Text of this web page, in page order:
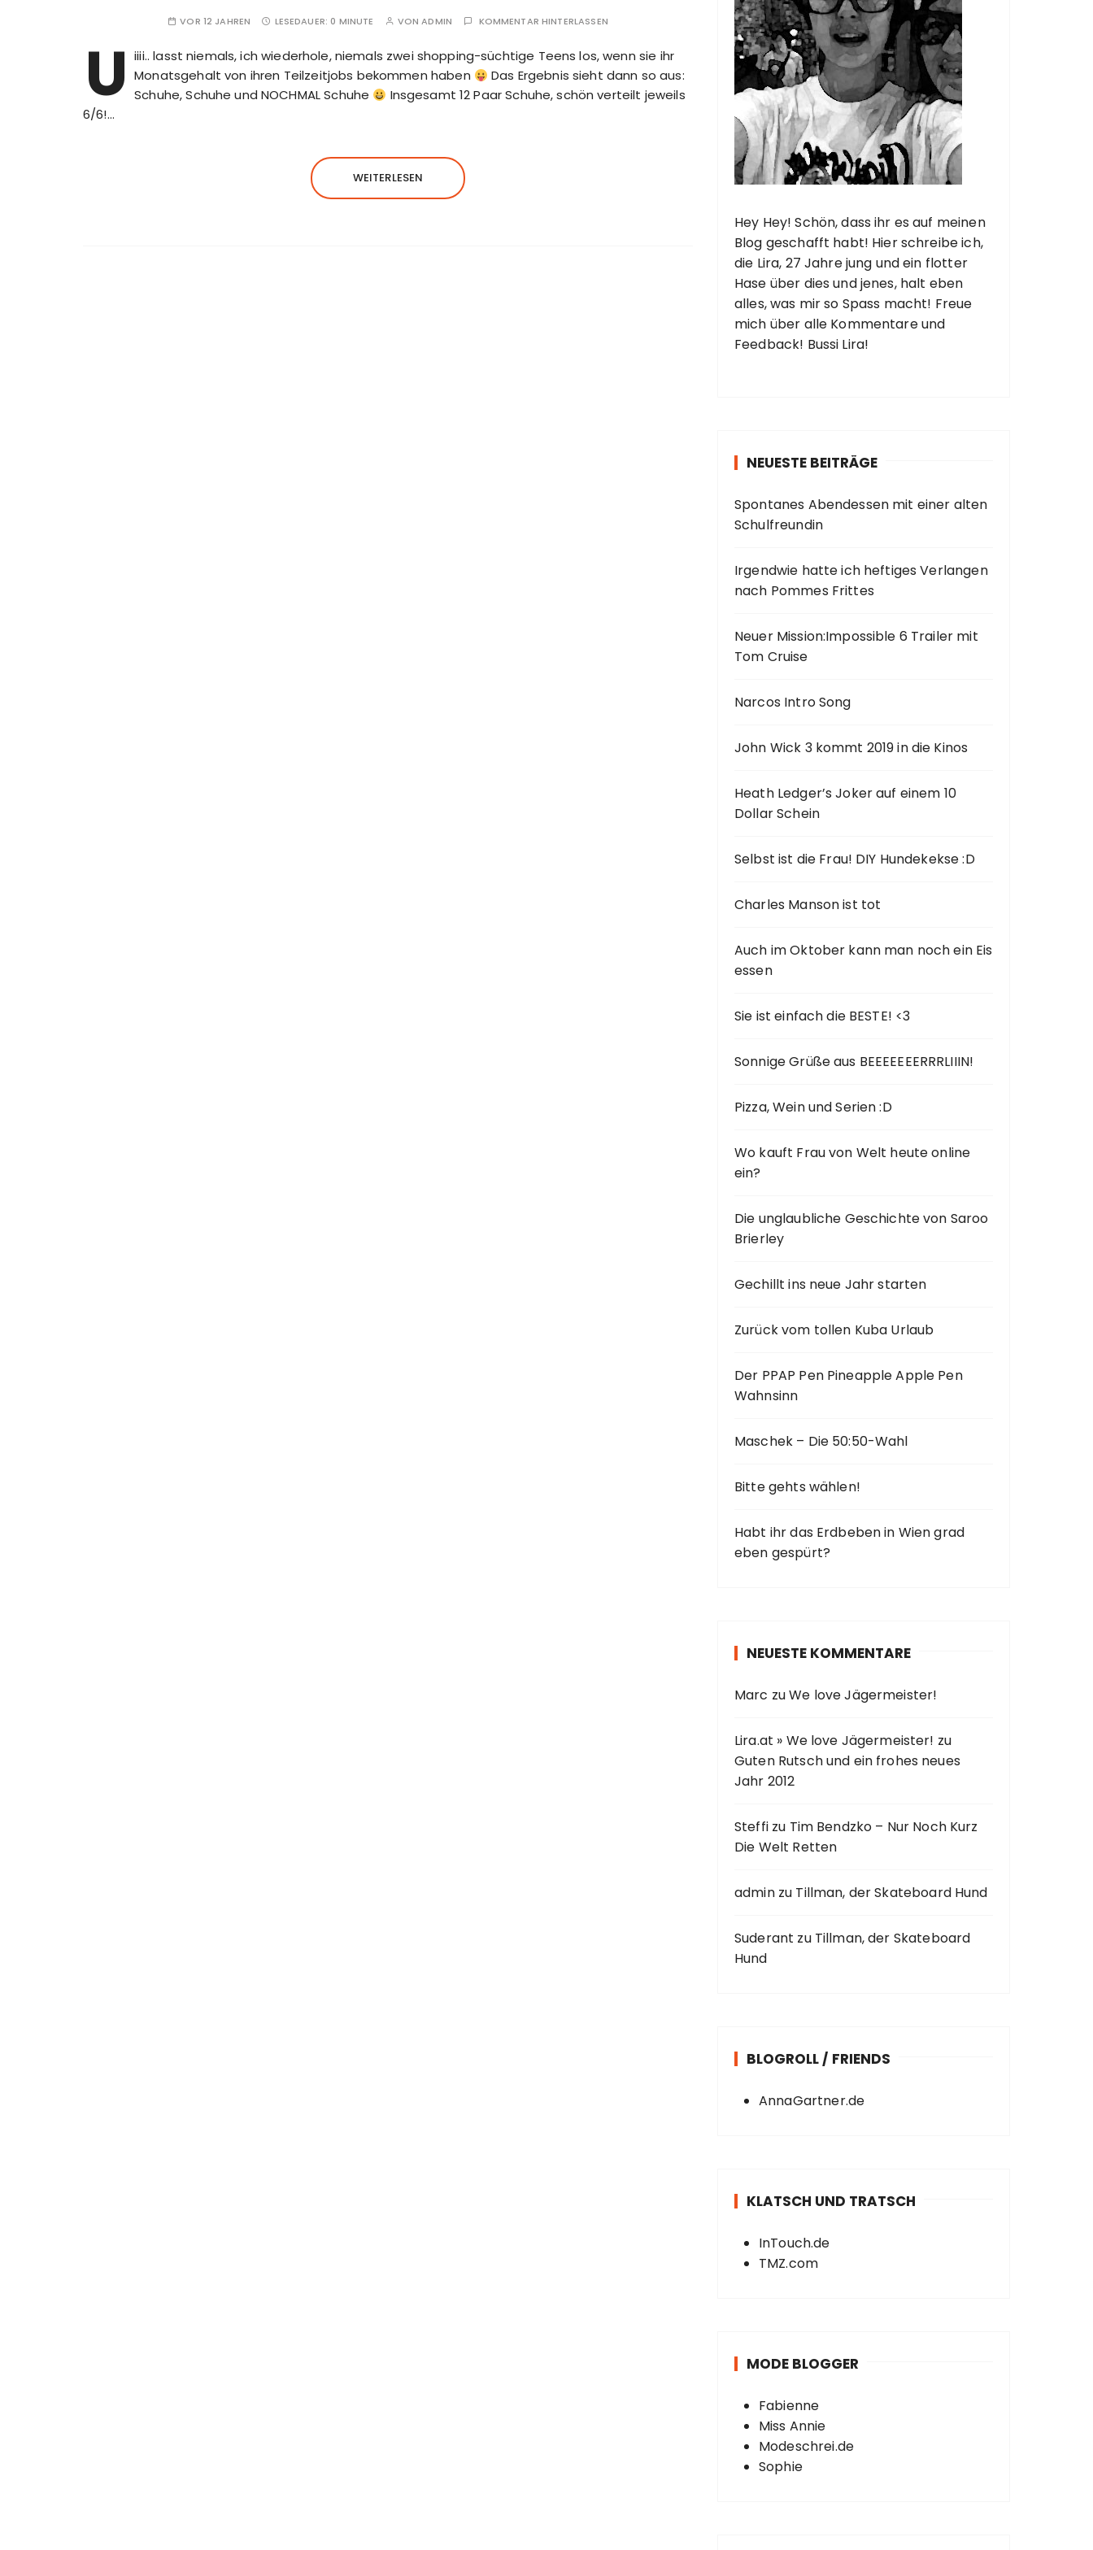
VOR 12 JAHREN LESEDAUER: 0 MINUTE VONADMIN KOMMENTAR HINTERLASSEN
U iiii.. lasst niemals, ich wiederhole, niemals zwei shopping-süchtige Teens los, wenn sie ihr
Monatsgehalt von ihren Teilzeitjobs bekommen haben
Das Ergebnis sieht dann so aus:
Schuhe, Schuhe und NOCHMAL Schuhe
Insgesamt 12 Paar Schuhe, schön verteilt jeweils
6/6!…
WEITERLESEN
Hey Hey! Schön, dass ihr es auf meinen
Blog geschafft habt! Hier schreibe ich,
die Lira, 27 Jahre jung und ein flotter
Hase über dies und jenes, halt eben
alles, was mir so Spass macht! Freue
mich über alle Kommentare und
Feedback! Bussi Lira!
NEUESTE BEITRÄGE
Spontanes Abendessen mit einer alten
Schulfreundin
Irgendwie hatte ich heftiges Verlangen
nach Pommes Frittes
Neuer Mission:Impossible 6 Trailer mit
Tom Cruise
Narcos Intro Song
John Wick 3 kommt 2019 in die Kinos
Heath Ledger’s Joker auf einem 10
Dollar Schein
Selbst ist die Frau! DIY Hundekekse :D
Charles Manson ist tot
Auch im Oktober kann man noch ein Eis
essen
Sie ist einfach die BESTE! <3
Sonnige Grüße aus BEEEEEEERRRLIIIN!
Pizza, Wein und Serien :D
Wo kauft Frau von Welt heute online
ein?
Die unglaubliche Geschichte von Saroo
Brierley
Gechillt ins neue Jahr starten
Zurück vom tollen Kuba Urlaub
Der PPAP Pen Pineapple Apple Pen
Wahnsinn
Maschek – Die 50:50-Wahl
Bitte gehts wählen!
Habt ihr das Erdbeben in Wien grad
eben gespürt?
NEUESTE KOMMENTARE
Marc zuWe love Jägermeister!
Lira.at » We love Jägermeister! zu
Guten Rutsch und ein frohes neues
Jahr 2012
Steffizu Tim Bendzko – Nur Noch Kurz
Die Welt Retten
adminzu Tillman, der Skateboard Hund
Suderant zu Tillman, der Skateboard
Hund
BLOGROLL / FRIENDS
AnnaGartner.de
KLATSCH UND TRATSCH
InTouch.de
TMZ.com
MODE BLOGGER
Fabienne
Miss Annie
Modeschrei.de
Sophie